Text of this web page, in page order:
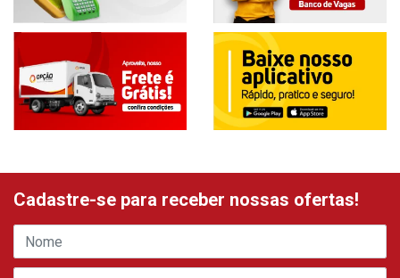
Cadastre-se para receber nossas ofertas!